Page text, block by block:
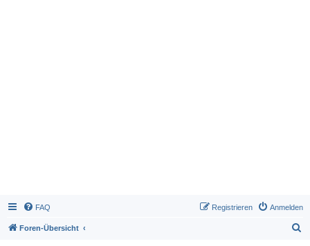
FAQ Anmelden
Registrieren
Foren-Übersicht